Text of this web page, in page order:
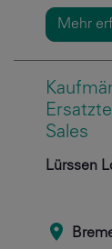
Mehr
Sales
Lürssen